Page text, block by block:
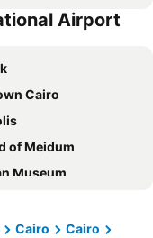
Hotel
Cairo Hotel & Casino
Hotel Cairo
Hotel Nasr City
Antique Hotel
Cairo Airport
Airport
Cairo
of Meidum
Museum
Sound and Light Show
Cairo
Cairo